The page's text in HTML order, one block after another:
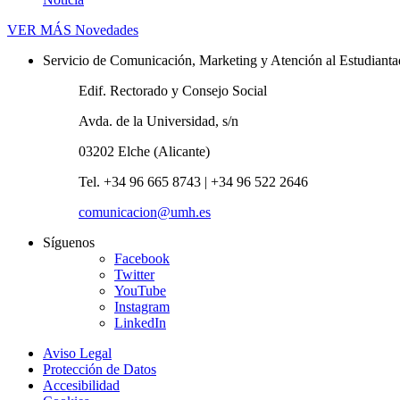
VER MÁS Novedades
Servicio de Comunicación, Marketing y Atención al
Edif. Rectorado y Consejo Social
Avda. de la Universidad, s/n
03202 Elche (Alicante)
Tel. +34 96 665 8743 | +34 96 522 2646
comunicacion@umh.es
Síguenos
Facebook
Twitter
YouTube
Instagram
LinkedIn
Aviso Legal
Protección de Datos
Accesibilidad